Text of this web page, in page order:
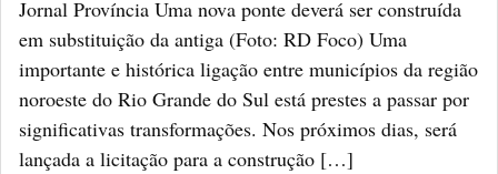
Jornal Província Uma nova ponte deverá ser construída
em substituição da antiga (Foto: RD Foco) Uma
importante e histórica ligação entre municípios da região
noroeste do Rio Grande do Sul está prestes a passar por
significativas transformações. Nos próximos dias, será
lançada a licitação para a construção […]